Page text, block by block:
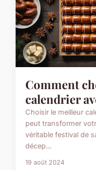
Comment
calendrier
Choisir le meilleur
peut transformer
véritable festival de
décep...
19 août 2024